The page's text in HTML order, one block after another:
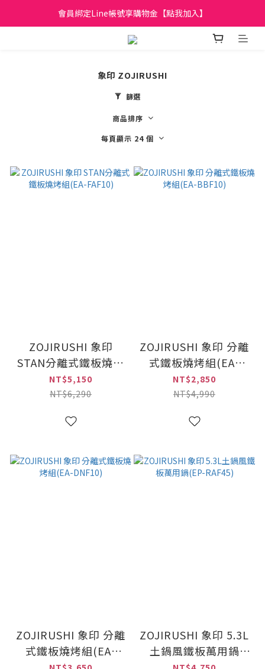
日立家電、國際牌 原廠管制價格 私訊優惠價
會員綁定Line帳號享購物金【點我加入】
全館滿299元免運
象印 ZOJIRUSHI
篩選
商品排序
每頁顯示 24 個
ZOJIRUSHI 象印
STAN分離式鐵板燒烤
組(EA-FAF10)
NT$5,150
NT$6,290
ZOJIRUSHI 象印 分離
式鐵板燒烤組(EA-
BBF10)
NT$2,850
NT$4,990
ZOJIRUSHI 象印 分離
式鐵板燒烤組(EA-
ZOJIRUSHI 象印 5.3L
土鍋風鐵板萬用鍋